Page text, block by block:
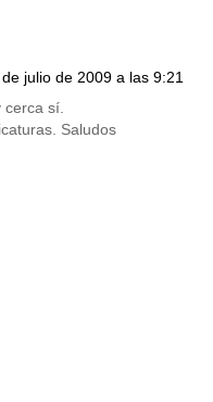
de julio de 2009 a las 9:21
sí.
Saludos